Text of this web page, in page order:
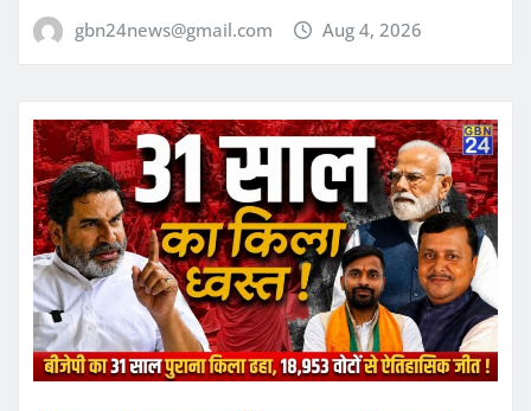
gbn24news@gmail.com Aug 4, 2026